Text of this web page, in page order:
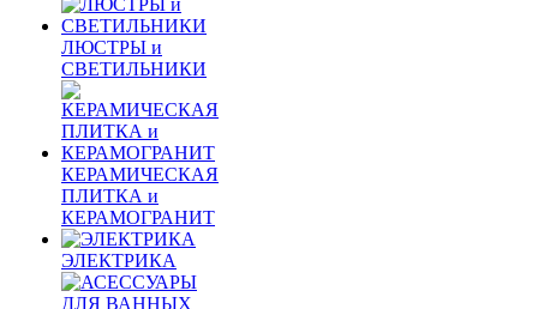
ЛЮСТРЫ и
СВЕТИЛЬНИКИ
КЕРАМИЧЕСКАЯ
ПЛИТКА и
КЕРАМОГРАНИТ
ЭЛЕКТРИКА